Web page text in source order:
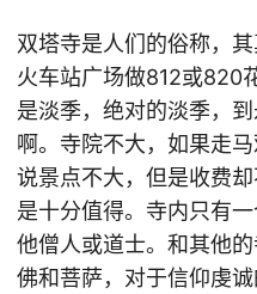
双塔寺是人们的俗称，
火车站广场做812或820
是淡季，绝对的淡季，
啊。寺院不大，如果走
说景点不大，但是收费
是十分值得。寺内只有
他僧人或道士。和其他
佛和菩萨，对于信仰虔